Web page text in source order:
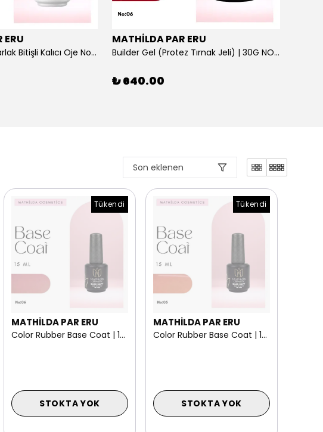
ERU
Brilliant Gem - Parlak Bitişli Kalıcı Oje No:137 Yüksek Pigmentasyonlu UV/LED | 15 ml
MATHİLDA PAR ERU
Builder Gel (Protez Tırnak Jeli) | 30G NO: 06
₺ 640.00
Son eklenen
Tükendi
MATHİLDA PAR ERU
Color Rubber Base Coat | 15 ml NO: 06
STOKTA YOK
Tükendi
MATHİLDA PAR ERU
Color Rubber Base Coat | 15 ml NO: 05
STOKTA YOK